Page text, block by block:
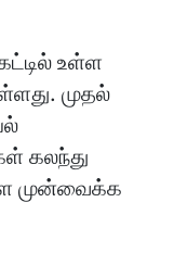
உள்ள
முதல்
கலந்து
முன்வைக்க